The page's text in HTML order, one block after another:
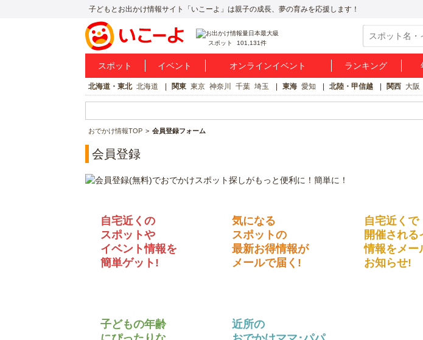
子どもとお出かけ情報サイト「いこーよ」は親子の成長、夢の育みを応援します！
スポット 101,131件
スポット イベント オンラインイベント ランキング
北海道・東北 北海道 関東 東京 神奈川 千葉 埼玉 東海 愛知 北陸・甲信越 関西 大阪
おでかけ情報TOP 会員登録フォーム
会員登録
自宅近くの
スポットや
イベント情報を
簡単ゲット!
気になる
スポットの
最新お得情報が
メールで届く!
自宅近くで
開催される
情報をメー
お知らせ!
子どもの年齢
近所の